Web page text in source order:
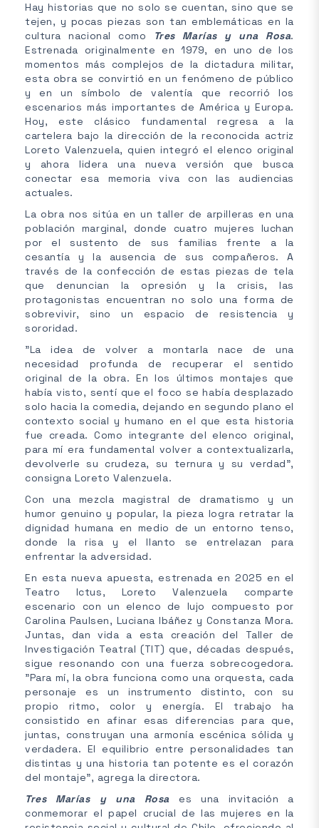
Hay historias que no solo se cuentan, sino que se
tejen, y pocas piezas son tan emblemáticas en la
cultura nacional como
Tres Marías y una Rosa.
Estrenada originalmente en 1979, en uno de los
momentos más complejos de la dictadura militar,
esta obra se convirtió en un fenómeno de público
y en un símbolo de valentía que recorrió los
escenarios más importantes de América y Europa.
Hoy, este clásico fundamental regresa a la
cartelera bajo la dirección de la reconocida actriz
Loreto Valenzuela, quien integró el elenco original
y ahora lidera una nueva versión que busca
conectar esa memoria viva con las audiencias
actuales.
La obra nos sitúa en un taller de arpilleras en una
población marginal, donde cuatro mujeres luchan
por el sustento de sus familias frente a la
cesantía y la ausencia de sus compañeros. A
través de la confección de estas piezas de tela
que denuncian la opresión y la crisis, las
protagonistas encuentran no solo una forma de
sobrevivir, sino un espacio de resistencia y
sororidad.
"La idea de volver a montarla nace de una
necesidad profunda de recuperar el sentido
original de la obra. En los últimos montajes que
había visto, sentí que el foco se había desplazado
solo hacia la comedia, dejando en segundo plano el
contexto social y humano en el que esta historia
fue creada. Como integrante del elenco original,
para mí era fundamental volver a contextualizarla,
devolverle su crudeza, su ternura y su verdad",
consigna Loreto Valenzuela.
Con una mezcla magistral de dramatismo y un
humor genuino y popular, la pieza logra retratar la
dignidad humana en medio de un entorno tenso,
donde la risa y el llanto se entrelazan para
enfrentar la adversidad.
En esta nueva apuesta, estrenada en 2025 en el
Teatro Ictus, Loreto Valenzuela comparte
escenario con un elenco de lujo compuesto por
Carolina Paulsen, Luciana Ibáñez y Constanza Mora.
Juntas, dan vida a esta creación del Taller de
Investigación Teatral (TIT) que, décadas después,
sigue resonando con una fuerza sobrecogedora.
"Para mí, la obra funciona como una orquesta, cada
personaje es un instrumento distinto, con su
propio ritmo, color y energía. El trabajo ha
consistido en afinar esas diferencias para que,
juntas, construyan una armonía escénica sólida y
verdadera. El equilibrio entre personalidades tan
distintas y una historia tan potente es el corazón
del montaje", agrega la directora.
Tres Marías y una Rosa es una invitación a
conmemorar el papel crucial de las mujeres en la